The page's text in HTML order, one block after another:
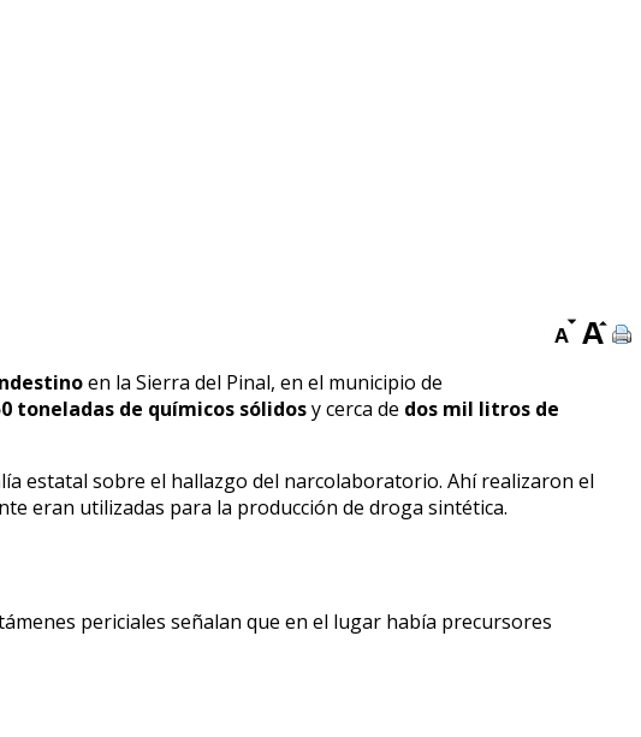
en la Sierra del Pinal, en el municipio de
toneladas de químicos sólidosy cerca de dos mil litros de
estatal sobre el hallazgo del narcolaboratorio. Ahí realizaron el
eran utilizadas para la producción de droga sintética.
periciales señalan que en el lugar había precursores